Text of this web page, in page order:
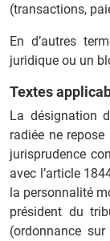
(transactions,
En d’autres
juridique ou un
Textes
La désignation
radiée ne
jurisprudence
avec l’article
la personnalité
président du
(ordonnance